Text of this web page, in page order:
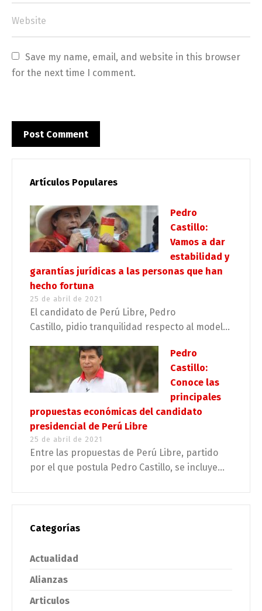
Save my name, email, and website in this browser
for the next time I comment.
Artículos Populares
Pedro
Castillo:
Vamos a dar
estabilidad y
garantías jurídicas a las personas que han
hecho fortuna
25 de abril de 2021
El candidato de Perú Libre, Pedro
Castillo, pidio tranquilidad respecto al model...
Pedro
Castillo:
Conoce las
principales
propuestas económicas del candidato
presidencial de Perú Libre
25 de abril de 2021
Entre las propuestas de Perú Libre, partido
por el que postula Pedro Castillo, se incluye...
Categorías
Actualidad
Alianzas
Articulos